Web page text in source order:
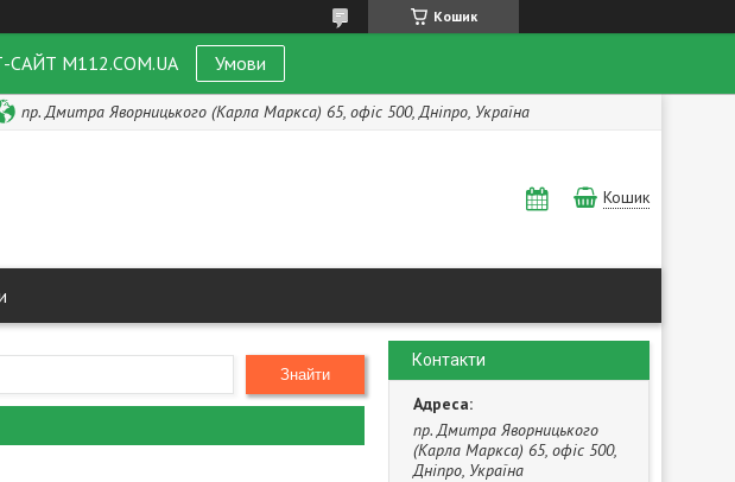
Кошик
M112.COM.UA Умови
пр. Дмитра Яворницького (Карла Маркса) 65, офіс 500, Дніпро, Україна
Кошик
Знайти
Контакти
пр. Дмитра Яворницького
(Карла Маркса) 65, офіс 500,
Дніпро, Україна